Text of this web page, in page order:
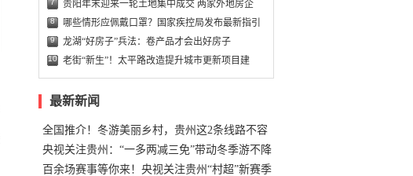
7 贵阳年末迎来一轮土地集中成交 两家外地房企
8 哪些情形应佩戴口罩？国家疾控局发布最新指引
9 龙湖“好房子”兵法：卷产品才会出好房子
10 老街“新生”！太平路改造提升城市更新项目建
最新新闻
全国推介！冬游美丽乡村，贵州这2条线路不容
错过
央视关注贵州：“一多两减三免”带动冬季游不降
温
百余场赛事等你来！央视关注贵州“村超”新赛季